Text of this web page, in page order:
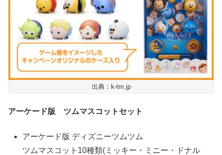
出典：k-tm.jp
アーケード版 ツムマスコットセット
アーケード版 ディズニーツムツム
ツムマスコット10種類(ミッキー・ミニー・ドナル